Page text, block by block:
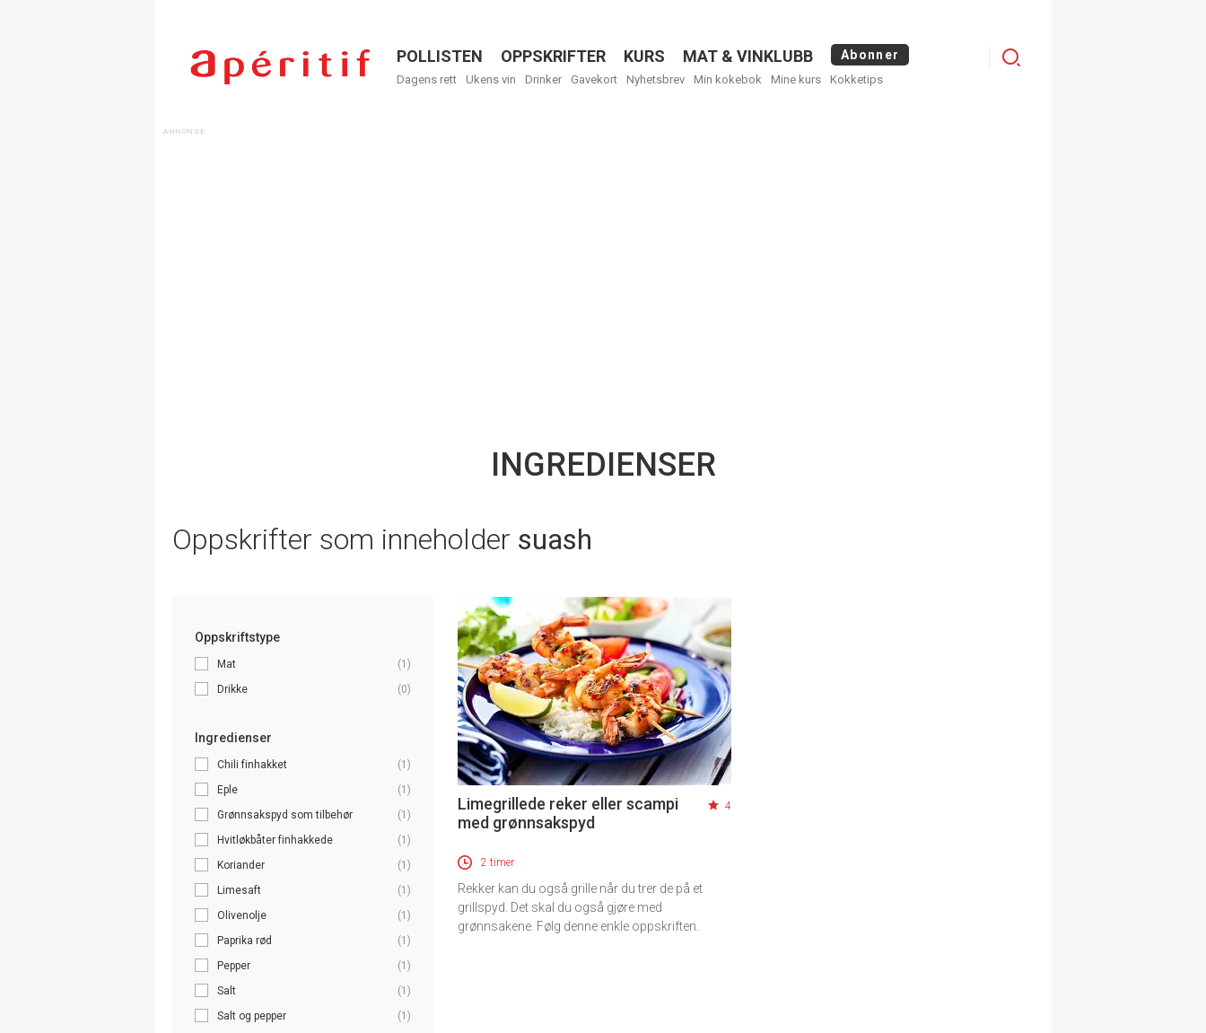
Menu
POLLISTEN OPPSKRIFTER KURS MAT & VINKLUBB Abonner
Dagens rett Ukens vin Drinker Gavekort Nyhetsbrev Min kokebok Mine kurs Kokketips
Logg
INGREDIENSER
Oppskrifter som inneholder suash
Oppskriftstype
Mat
(1)
Drikke
(0)
Ingredienser
Chili finhakket
(1)
Eple
(1)
Grønnsakspyd som tilbehør
(1)
Hvitløkbåter finhakkede
(1)
Koriander
(1)
Limesaft
(1)
Olivenolje
(1)
Paprika rød
(1)
Pepper
(1)
Salt
(1)
Salt og pepper
(1)
Limegrillede reker eller scampi
med grønnsakspyd
4
2 timer
Rekker kan du også grille når du trer de på et
grillspyd. Det skal du også gjøre med
grønnsakene. Følg denne enkle oppskriften.